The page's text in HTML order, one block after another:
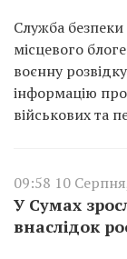
Служба
місцевого
воєнну
інформацію
військових та
09:58 10
У Сумах
внаслідок